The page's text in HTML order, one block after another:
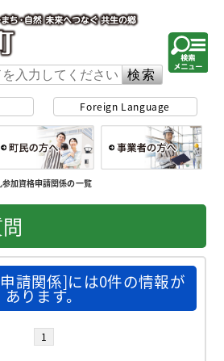
Foreign Language
トップ
参加資格申請関係の一覧
請関係]には0件の情報が
あります。
1